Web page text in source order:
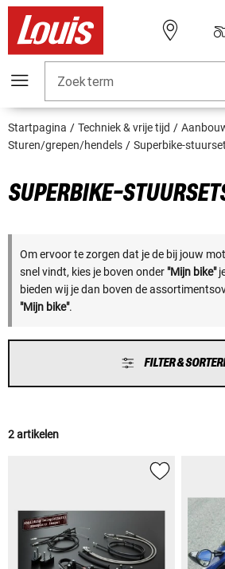
Zoekterm
Startpagina Techniek & vrije tijd
Sturen/grepen/hendels
Superbike-
SUPERBIKE-
Om ervoor te zorgen dat je de bij jouw
snel vindt, kies je boven onder "Mijn bike"
bieden wij je dan boven de
"Mijn bike".
FILTER &
2 artikelen